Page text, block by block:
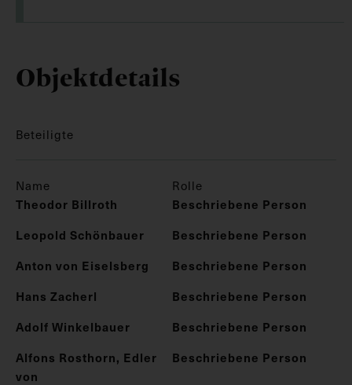
Objektdetails
Beteiligte
Name Rolle
Theodor Billroth
Beschriebene Person
Leopold Schönbauer
Beschriebene Person
Anton von Eiselsberg
Beschriebene Person
Hans Zacherl
Beschriebene Person
Adolf Winkelbauer
Beschriebene Person
Alfons Rosthorn, Edler
von
Beschriebene Person